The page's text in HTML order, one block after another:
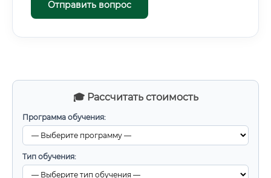
🎓 Рассчитать стоимость
Программа обучения:
Тип обучения:
Отправить вопрос